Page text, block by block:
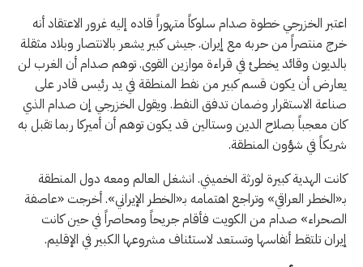
اعتبر الخزرجي خطوة صدام سلوكاً متهوراً قاده إليه غرور الاعتقاد أنه
خرج منتصراً من حربه مع إيران. جيش كبير يشعر بالانتصار وبلاد مثقلة
بالديون وقائد يخطئ في قراءة موازين القوى. توهم صدام أن الغرب لن
يعارض أن يكون قسم كبير من نفط المنطقة في يد رئيس قادر على
صناعة الاستقرار وضمان تدفق النفط. ويقول الخزرجي إن صدام الذي
كان معجباً بصلاح الدين وستالين قد يكون توهم أن أميركا ربما تقبل به
شريكاً في شؤون المنطقة.
كانت الهدية كبيرة لورثة الخميني. انشغل العالم ومعه دول المنطقة
بـ«الخطر العراقي» وتراجع اهتمامه بـ«الخطر الإيراني». أخرجت «عاصفة
الصحراء» صدام من الكويت فأقام جريحاً ومحاصراً في حين كانت
إيران تلتقط أنفاسها وتستعد لاستئناف مشروعها الكبير في الإقليم.